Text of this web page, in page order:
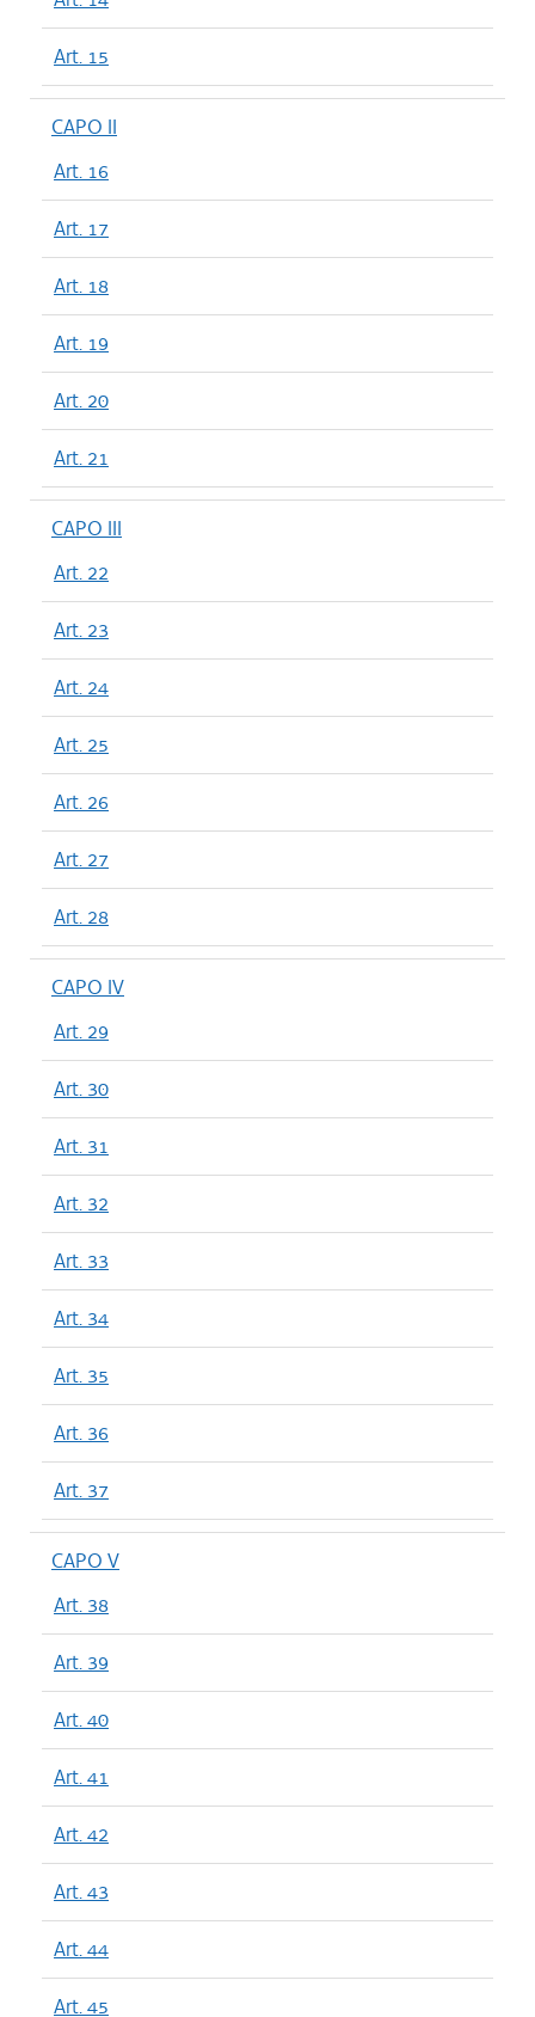
Art. 15
CAPO II
Art. 16
Art. 17
Art. 18
Art. 19
Art. 20
Art. 21
CAPO III
Art. 22
Art. 23
Art. 24
Art. 25
Art. 26
Art. 27
Art. 28
CAPO IV
Art. 29
Art. 30
Art. 31
Art. 32
Art. 33
Art. 34
Art. 35
Art. 36
Art. 37
CAPO V
Art. 38
Art. 39
Art. 40
Art. 41
Art. 42
Art. 43
Art. 44
Art. 45